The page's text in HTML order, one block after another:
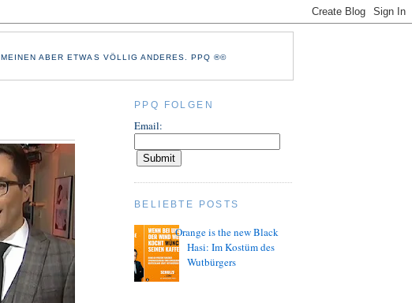
ABER ETWAS VÖLLIG ANDERES. PPQ ®©
PPQ FOLGEN
Email:
BELIEBTE POSTS
Orange is the new Black
Hasi: Im Kostüm des
Wutbürgers